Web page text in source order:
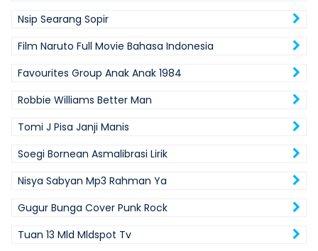
Nsip Searang Sopir
Film Naruto Full Movie Bahasa Indonesia
Favourites Group Anak Anak 1984
Robbie Williams Better Man
Tomi J Pisa Janji Manis
Soegi Bornean Asmalibrasi Lirik
Nisya Sabyan Mp3 Rahman Ya
Gugur Bunga Cover Punk Rock
Tuan 13 Mld Mldspot Tv